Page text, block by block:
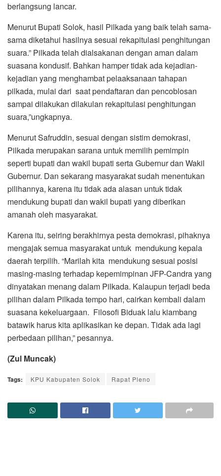
berlangsung lancar.
Menurut Bupati Solok, hasil Pilkada yang baik telah sama-
sama diketahui hasilnya sesuai rekapitulasi penghitungan
suara.” Pilkada telah dialsakanan dengan aman dalam
suasana kondusif. Bahkan hamper tidak ada kejadian-
kejadian yang menghambat pelaaksanaan tahapan
pilkada, mulai dari saat pendaftaran dan pencoblosan
sampai dilakukan dilakulan rekapitulasi penghitungan
suara,”ungkapnya.
Menurut Safruddin, sesuai dengan sistim demokrasi,
Pilkada merupakan sarana untuk memilih pemimpin
seperti bupati dan wakil bupati serta Gubernur dan Wakil
Gubernur. Dan sekarang masyarakat sudah menentukan
pilihannya, karena itu tidak ada alasan untuk tidak
mendukung bupati dan wakil bupati yang diberikan
amanah oleh masyarakat.
Karena itu, seiring berakhirnya pesta demokrasi, pihaknya
mengajak semua masyarakat untuk mendukung kepala
daerah terpilih. “Marilah kita mendukung sesuai posisi
masing-masing terhadap kepemimpinan JFP-Candra yang
dinyatakan menang dalam Pilkada. Kalaupun terjadi beda
pilihan dalam Pilkada tempo hari, cairkan kembali dalam
suasana kekeluargaan. Filosofi Biduak lalu kiambang
batawik harus kita aplikasikan ke depan. Tidak ada lagi
perbedaan pilihan,” pesannya.
(Zul Muncak)
Tags: KPU Kabupaten Solok Rapat Pleno